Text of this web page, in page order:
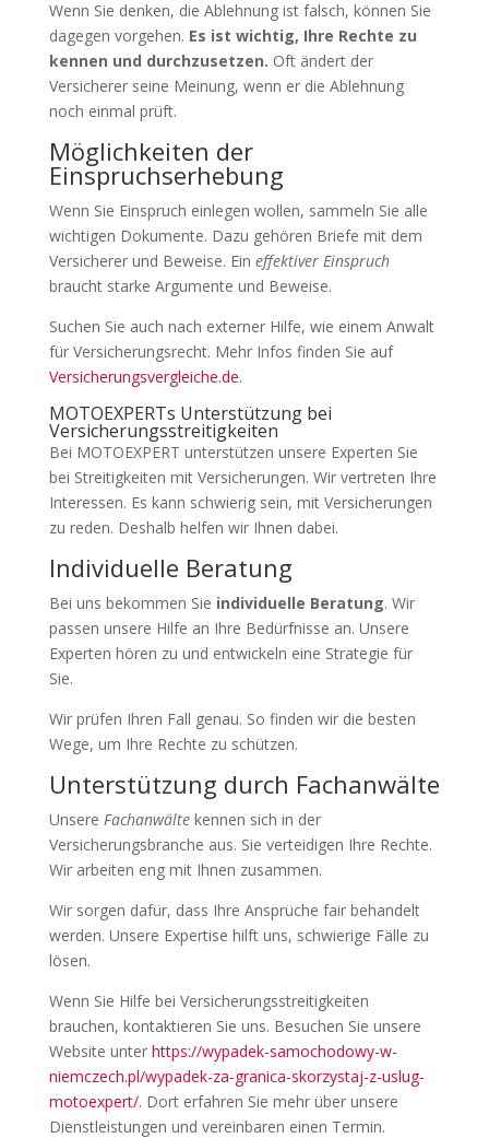
Wenn Sie denken, die Ablehnung ist falsch, können Sie
dagegen vorgehen. Es ist wichtig, Ihre Rechte zu
kennen und durchzusetzen. Oft ändert der
Versicherer seine Meinung, wenn er die Ablehnung
noch einmal prüft.
Möglichkeiten der
Einspruchserhebung
Wenn Sie Einspruch einlegen wollen, sammeln Sie alle
wichtigen Dokumente. Dazu gehören Briefe mit dem
Versicherer und Beweise. Ein effektiver Einspruch
braucht starke Argumente und Beweise.
Suchen Sie auch nach externer Hilfe, wie einem Anwalt
für Versicherungsrecht. Mehr Infos finden Sie auf
Versicherungsvergleiche.de.
MOTOEXPERTs Unterstützung bei
Versicherungsstreitigkeiten
Bei MOTOEXPERT unterstützen unsere Experten Sie
bei Streitigkeiten mit Versicherungen. Wir vertreten Ihre
Interessen. Es kann schwierig sein, mit Versicherungen
zu reden. Deshalb helfen wir Ihnen dabei.
Individuelle Beratung
Bei uns bekommen Sie individuelle Beratung. Wir
passen unsere Hilfe an Ihre Bedürfnisse an. Unsere
Experten hören zu und entwickeln eine Strategie für
Sie.
Wir prüfen Ihren Fall genau. So finden wir die besten
Wege, um Ihre Rechte zu schützen.
Unterstützung durch Fachanwälte
Unsere Fachanwältekennen sich in der
Versicherungsbranche aus. Sie verteidigen Ihre Rechte.
Wir arbeiten eng mit Ihnen zusammen.
Wir sorgen dafür, dass Ihre Ansprüche fair behandelt
werden. Unsere Expertise hilft uns, schwierige Fälle zu
lösen.
Wenn Sie Hilfe bei Versicherungsstreitigkeiten
brauchen, kontaktieren Sie uns. Besuchen Sie unsere
Website unter https://wypadek-samochodowy-w-
niemczech.pl/wypadek-za-granica-skorzystaj-z-uslug-
motoexpert/. Dort erfahren Sie mehr über unsere
Dienstleistungen und vereinbaren einen Termin.